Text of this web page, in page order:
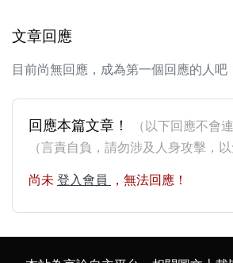
文章回應
目前尚無回應，成為第一個回應的人吧
回應本篇文章！
（以下回應不會
（言責自負，請勿涉及人身攻擊，以
尚未 登入會員 ，無法回應！